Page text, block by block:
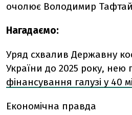
очолює Володимир
Нагадаємо:
Уряд схвалив Державну
України до 2025 року, нею
фінансування галузі у 40
Економічна правда